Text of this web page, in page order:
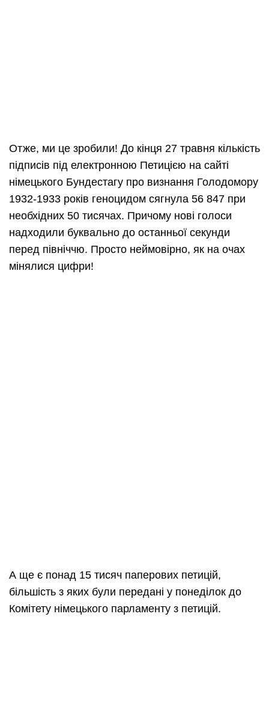
Отже, ми це зробили! До кінця 27 травня кількість
підписів під електронною Петицією на сайті
німецького Бундестагу про визнання Голодомору
1932-1933 років геноцидом сягнула 56 847 при
необхідних 50 тисячах. Причому нові голоси
надходили буквально до останньої секунди
перед північчю. Просто неймовірно, як на очах
мінялися цифри!
А ще є понад 15 тисяч паперових петицій,
більшість з яких були передані у понеділок до
Комітету німецького парламенту з петицій.